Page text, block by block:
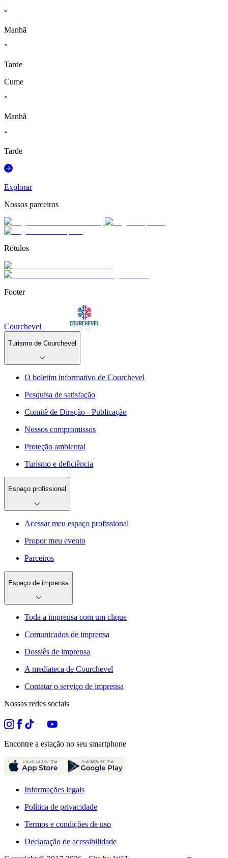
°
Manhã
°
Tarde
Cume
°
Manhã
°
Tarde
Explorar
Nossos parceiros
Rótulos
Footer
Courchevel
Turismo de Courchevel
O boletim informativo de Courchevel
Pesquisa de satisfação
Comitê de Direção - Publicação
Nossos compromissos
Proteção ambiental
Turismo e deficiência
Espaço profissional
Acessar meu espaço profissional
Propor meu evento
Parceiros
Espaço de imprensa
Toda a imprensa com um clique
Comunicados de imprensa
Dossiês de imprensa
A mediateca de Courchevel
Contatar o serviço de imprensa
Nossas redes sociais
Encontre a estação no seu smartphone
Informações legais
Política de privacidade
Termos e condições de uso
Declaração de acessibilidade